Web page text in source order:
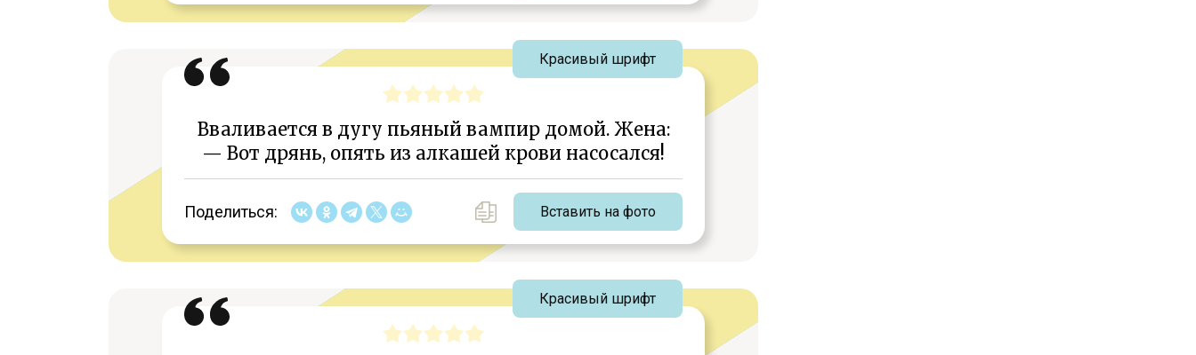
Вваливается в дугу пьяный вампир домой. Жена:
— Вот дрянь, опять из алкашей крови насосался!
Поделиться: Вставить на фото
Красивый шрифт
Красивый шрифт